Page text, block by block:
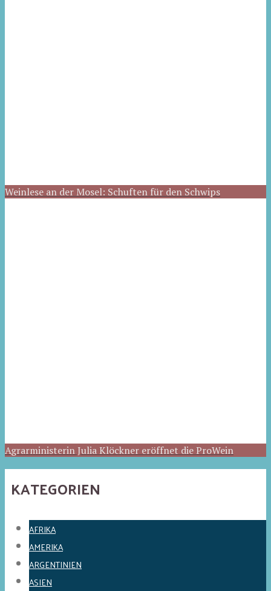
Weinlese an der Mosel: Schuften für den Schwips
Agrarministerin Julia Klöckner eröffnet die ProWein
KATEGORIEN
AFRIKA
AMERIKA
ARGENTINIEN
ASIEN